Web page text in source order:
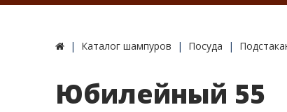
Каталог шампуров Посуда
Юбилейный 55